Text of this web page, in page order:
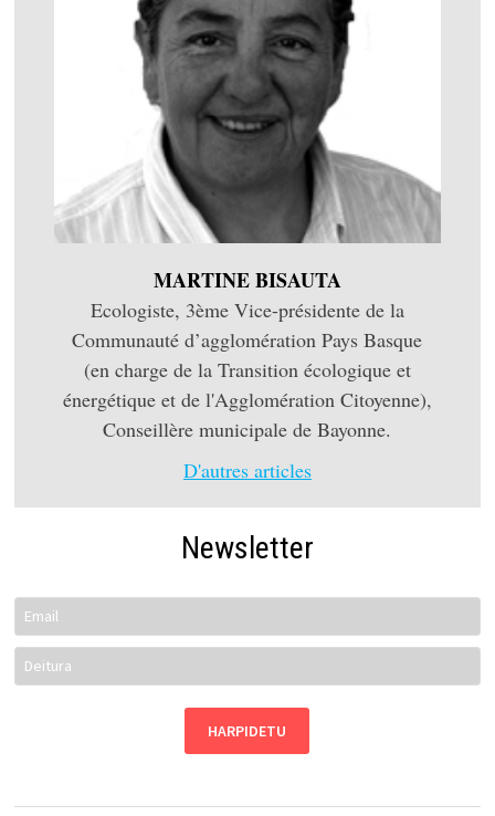
MARTINE BISAUTA
Ecologiste, 3ème Vice-présidente de la
Communauté d’agglomération Pays Basque
(en charge de la Transition écologique et
énergétique et de l'Agglomération Citoyenne),
Conseillère municipale de Bayonne.
D'autres articles
Newsletter